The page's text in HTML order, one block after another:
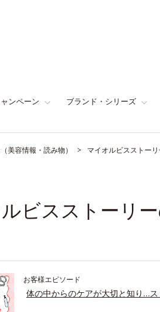
ンペーン ブランド・シリーズ
美容情報・読み物） マイオルビスストー
ビスストーリ
お客様エピソード
体の中からのケアが大切と知り…